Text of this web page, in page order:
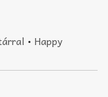
•Happy